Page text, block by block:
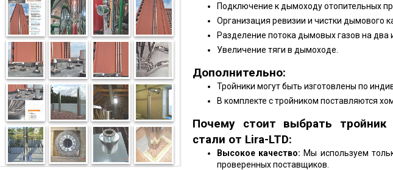
Подключение к дымоходу отопительных
Организация ревизии и чистки дымового
Разделение потока дымовых газов на два
Увеличение тяги в дымоходе.
Дополнительно:
Тройники могут быть изготовлены по
В комплекте с тройником поставляются
Почему стоит выбрать
стали от Lira-LTD:
Высокое качество: Мы используем
проверенных поставщиков.